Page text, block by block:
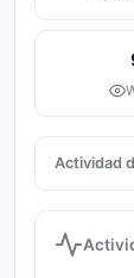
Actividad